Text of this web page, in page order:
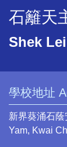
石籬天
Shek
學校地址
新界葵涌石
Yam, Kwai